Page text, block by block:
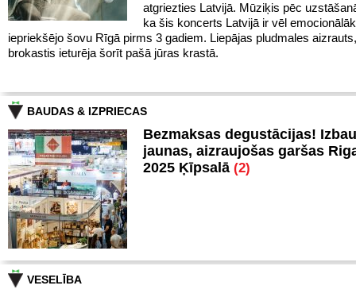
atgriezties Latvijā. Mūziķis pēc
ka šis koncerts Latvijā ir vēl
iepriekšējo šovu Rīgā pirms 3 gadiem. Liepājas pludmales
brokastis ieturēja šorīt pašā jūras krastā.
BAUDAS & IZPRIECAS
Bezmaksas degustācijas!
jaunas, aizraujošas garšas
2025 Ķīpsalā (2)
VESELĪBA